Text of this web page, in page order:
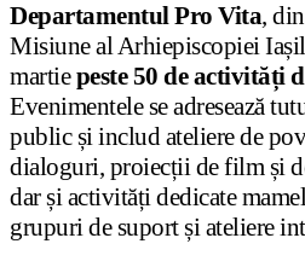
Departamentul Pro Vita,
Misiune al Arhiepiscopiei
martiepeste 50 de activități
Evenimentele se adresează
public și includ ateliere de
dialoguri, proiecții de film și
dar și activități dedicate
grupuri de suport și ateliere